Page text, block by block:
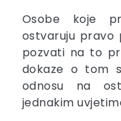
Osobe koje
ostvaruju pravo
pozvati na to
dokaze o tom
odnosu na
jednakim